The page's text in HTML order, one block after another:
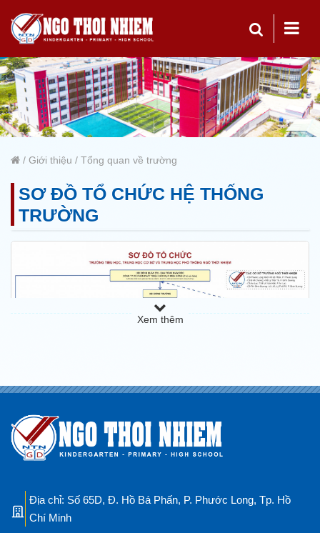
/ Giới thiệu / Tổng quan về trường
SƠ ĐỒ TỔ CHỨC HỆ THỐNG
TRƯỜNG
Xem thêm
Địa chỉ: Số 65D, Đ. Hồ Bá Phấn, P. Phước Long, Tp. Hồ
Chí Minh